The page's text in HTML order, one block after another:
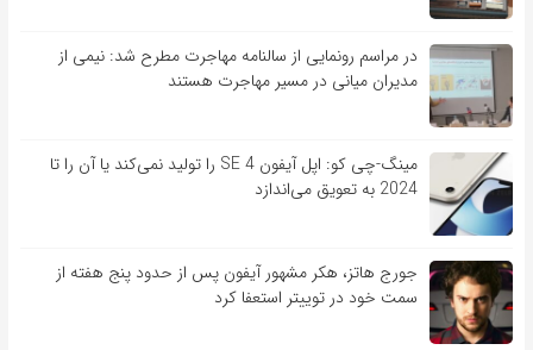
در مراسم رونمایی از سالنامه مهاجرت مطرح شد: نیمی از
مدیران میانی در مسیر مهاجرت هستند
مینگ-چی کو: اپل آیفون SE 4 را تولید نمی‌کند یا آن را تا
2024 به تعویق می‌اندازد
جورج هاتز، هکر مشهور آیفون پس از حدود پنج هفته از
سمت خود در توییتر استعفا کرد